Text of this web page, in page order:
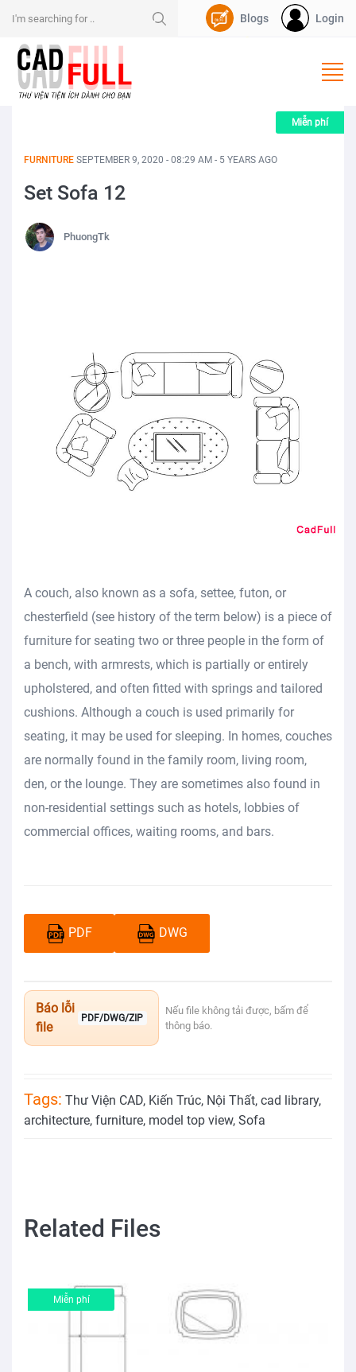
Login
Blogs
FURNITURE SEPTEMBER 9, 2020 - 08:29 AM - 5 YEARS AGO
Set Sofa 12
PhuongTk
Miễn phí
A couch, also known as a sofa, settee, futon, or
chesterfield (see history of the term below) is a piece of
furniture for seating two or three people in the form of
a bench, with armrests, which is partially or entirely
upholstered, and often fitted with springs and tailored
cushions. Although a couch is used primarily for
seating, it may be used for sleeping. In homes, couches
are normally found in the family room, living room,
den, or the lounge. They are sometimes also found in
non-residential settings such as hotels, lobbies of
commercial offices, waiting rooms, and bars.
PDF DWG
Báo lỗi
file
PDF/DWG/ZIP
Nếu file không tải được, bấm để
thông báo.
Tags: Thư Viện CAD, Kiến Trúc, Nội Thất, cad library,
architecture, furniture, model top view, Sofa
Related Files
Miễn phí